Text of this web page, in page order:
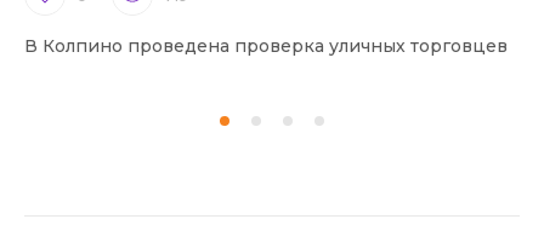
В Колпино проведена проверка уличных торговцев